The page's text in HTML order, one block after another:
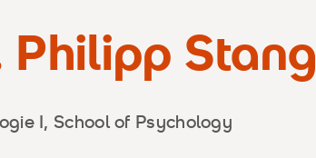
Philipp Stang
I, School of Psychology